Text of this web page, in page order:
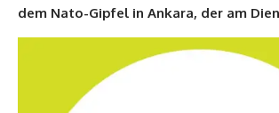
dem Nato-Gipfel in Ankara, der am